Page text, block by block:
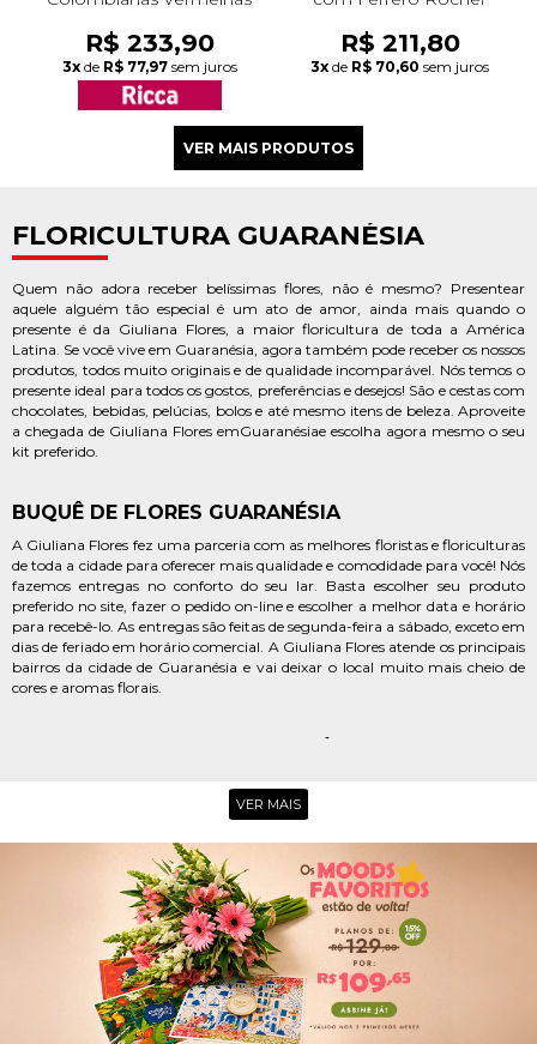
R$ 233,90
3x de R$ 77,97 sem juros
R$ 211,80
3x de R$ 70,60 sem juros
FLORICULTURA GUARANÉSIA
Quem não adora receber belíssimas flores, não é mesmo? Presentear
aquele alguém tão especial é um ato de amor, ainda mais quando o
presente é da Giuliana Flores, a maior floricultura de toda a América
Latina. Se você vive em Guaranésia, agora também pode receber os nossos
produtos, todos muito originais e de qualidade incomparável. Nós temos o
presente ideal para todos os gostos, preferências e desejos! São e cestas com
chocolates, bebidas, pelúcias, bolos e até mesmo itens de beleza. Aproveite
a chegada de Giuliana Flores emGuaranésiae escolha agora mesmo o seu
kit preferido.
BUQUÊ DE FLORES GUARANÉSIA
A Giuliana Flores fez uma parceria com as melhores floristas e floriculturas
de toda a cidade para oferecer mais qualidade e comodidade para você! Nós
fazemos entregas no conforto do seu lar. Basta escolher seu produto
preferido no site, fazer o pedido on-line e escolher a melhor data e horário
para recebê-lo. As entregas são feitas de segunda-feira a sábado, exceto em
dias de feriado em horário comercial. A Giuliana Flores atende os principais
bairros da cidade de Guaranésia e vai deixar o local muito mais cheio de
cores e aromas florais.
arranjos de flores. É possível escolher entre diversas opções com rosas,
orquídeas, astromélias, de diversas cores, girassóis, gérberas, cravos,
margaridas e muito mais! São inúmeras cores e cheiros para você escolher
o que mais te agrada! Escolha os seus arranjos e kits preferidos e peça
agora mesmo suas flores em Guaranésia. Essa é sua chance de adquirir os
produtos da maior floricultura online do país e presentear quem você mais
ama com produtos de qualidade inigualável.
FLORES EM GUARANÉSIA
Uma das datas mais importantes na vida da pessoa amada está chegando
e você ainda não sabe como presenteá-la? Não precisa se preocupar, a
VER MAIS